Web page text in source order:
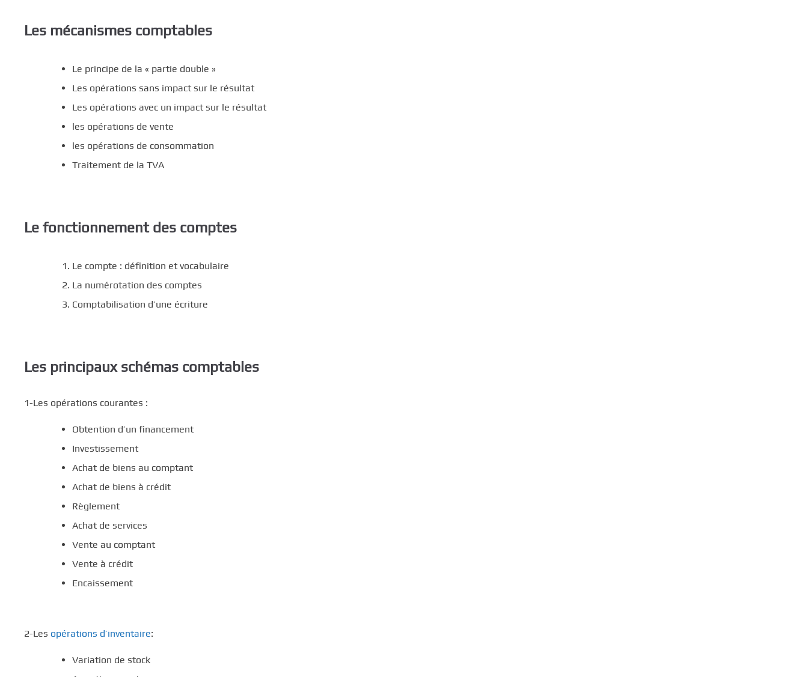
Les mécanismes comptables
Le principe de la « partie double »
Les opérations sans impact sur le résultat
Les opérations avec un impact sur le résultat
les opérations de vente
les opérations de consommation
Traitement de la TVA
Le fonctionnement des comptes
Le compte : définition et vocabulaire
La numérotation des comptes
Comptabilisation d’une écriture
Les principaux schémas comptables
1-Les opérations courantes :
Obtention d’un financement
Investissement
Achat de biens au comptant
Achat de biens à crédit
Règlement
Achat de services
Vente au comptant
Vente à crédit
Encaissement
2-Les opérations d’inventaire:
Variation de stock